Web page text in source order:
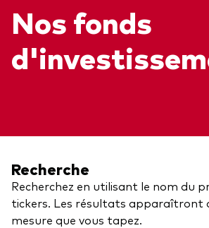
Tous les produits
Voir les produits par type
Back to main menu
Liste des analyses
À propos de Vanguard
Nos fonds
Recherche
Recherchez en utilisant le nom du
tickers. Les résultats apparaîtront
mesure que vous tapez.